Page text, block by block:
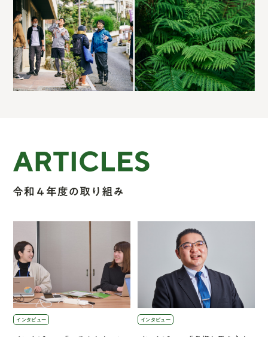
インタビュー インタビュー